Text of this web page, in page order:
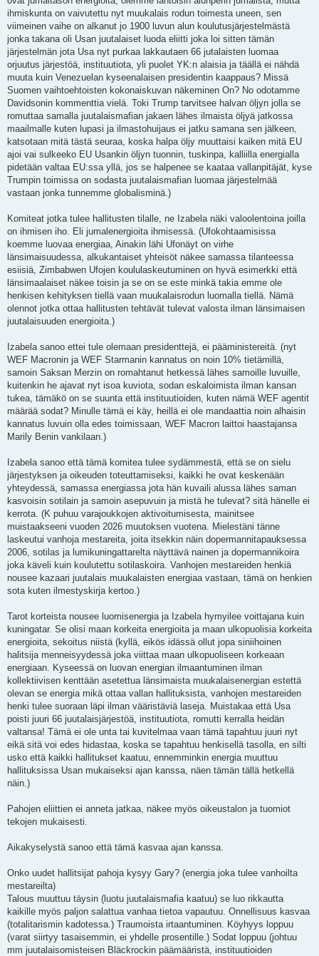
ihmiskunta on vaivutettu nyt muukalais rodun toimesta uneen, sen
viimeinen vaihe on alkanut jo 1900 luvun alun koulutusjärjestelmästä
jonka takana oli Usan juutalaiset luoda eliitti joka loi sitten tämän
järjestelmän jota Usa nyt purkaa lakkautaen 66 jutalaisten luomaa
orjuutus järjestöä, instituutiota, yli puolet YK:n alaisia ja täällä ei nähdä
muuta kuin Venezuelan kyseenalaisen presidentin kaappaus? Missä
Suomen vaihtoehtoisten kokonaiskuvan näkeminen On? No odotamme
Davidsonin kommenttia vielä. Toki Trump tarvitsee halvan öljyn jolla se
romuttaa samalla juutalaismafian jakaen lähes ilmaista öljyä jatkossa
maailmalle kuten lupasi ja ilmastohuijaus ei jatku samana sen jälkeen,
katsotaan mitä tästä seuraa, koska halpa öljy muuttaisi kaiken mitä EU
ajoi vai sulkeeko EU Usankin öljyn tuonnin, tuskinpa, kalliilla energialla
pidetään valtaa EU:ssa yllä, jos se halpenee se kaataa vallanpitäjät, kyse
Trumpin toimissa on sodasta juutalaismafian luomaa järjestelmää
vastaan jonka tunnemme globalisminä.)
Komiteat jotka tulee hallitusten tilalle, ne Izabela näki valoolentoina joilla
on ihmisen iho. Eli jumalenergioita ihmisessä. (Ufokohtaamisissa
koemme luovaa energiaa, Ainakin lähi Ufonäyt on virhe
länsimaisuudessa, alkukantaiset yhteisöt näkee samassa tilanteessa
esiisiä, Zimbabwen Ufojen koululaskeutuminen on hyvä esimerkki että
länsimaalaiset näkee toisin ja se on se este minkä takia emme ole
henkisen kehityksen tiellä vaan muukalaisrodun luomalla tiellä. Nämä
olennot jotka ottaa hallitusten tehtävät tulevat valosta ilman länsimaisen
juutalaisuuden energioita.)
Izabela sanoo ettei tule olemaan presidenttejä, ei pääministereitä. (nyt
WEF Macronin ja WEF Starmanin kannatus on noin 10% tietämillä,
samoin Saksan Merzin on romahtanut hetkessä lähes samoille luvuille,
kuitenkin he ajavat nyt isoa kuviota, sodan eskaloimista ilman kansan
tukea, tämäkö on se suunta että instituutioiden, kuten nämä WEF agentit
määrää sodat? Minulle tämä ei käy, heillä ei ole mandaattia noin alhaisin
kannatus luvuin olla edes toimissaan, WEF Macron laittoi haastajansa
Marily Benin vankilaan.)
Izabela sanoo että tämä komitea tulee sydämmestä, että se on sielu
järjestyksen ja oikeuden toteuttamiseksi, kaikki he ovat keskenään
yhteydessä, samassa energiassa jota hän kuvaili alussa lähes saman
kasvoisin sotilain ja samoin asepuvuin ja mistä he tulevat? sitä hänelle ei
kerrota. (K puhuu varajoukkojen aktivoitumisesta, mainitsee
muistaakseeni vuoden 2026 muutoksen vuotena. Mielestäni tänne
laskeutui vanhoja mestareita, joita itsekkin näin dopermannitapauksessa
2006, sotilas ja lumikuningattarelta näyttävä nainen ja dopermannikoira
joka käveli kuin koulutettu sotilaskoira. Vanhojen mestareiden henkiä
nousee kazaari juutalais muukalaisten energiaa vastaan, tämä on henkien
sota kuten ilmestyskirja kertoo.)
Tarot korteista nousee luomisenergia ja Izabela hymyilee voittajana kuin
kuningatar. Se olisi maan korkeita energioita ja maan ulkopuolisia korkeita
energioita, sekoitus niistä (kyllä, eikös idässä ollut jopa siniihoinen
halitsija menneisyydessä joka viittaa maan ulkopuoliseen korkeaan
energiaan. Kyseessä on luovan energian ilmaantuminen ilman
kollektiivisen kenttään asetettua länsimaista muukalaisenergian estettä
olevan se energia mikä ottaa vallan hallituksista, vanhojen mestareiden
henki tulee suoraan läpi ilman vääristäviä laseja. Muistakaa että Usa
poisti juuri 66 juutalaisjärjestöä, instituutiota, romutti kerralla heidän
valtansa! Tämä ei ole unta tai kuvitelmaa vaan tämä tapahtuu juuri nyt
eikä sitä voi edes hidastaa, koska se tapahtuu henkisellä tasolla, en silti
usko että kaikki hallitukset kaatuu, ennemminkin energia muuttuu
hallituksissa Usan mukaiseksi ajan kanssa, näen tämän tällä hetkellä
näin.)
Pahojen eliittien ei anneta jatkaa, näkee myös oikeustalon ja tuomiot
tekojen mukaisesti.
Aikakyselystä sanoo että tämä kasvaa ajan kanssa.
Onko uudet hallitsijat pahoja kysyy Gary? (energia joka tulee vanhoilta
mestareilta)
Talous muuttuu täysin (luotu juutalaismafia kaatuu) se luo rikkautta
kaikille myös paljon salattua vanhaa tietoa vapautuu. Onnellisuus kasvaa
(totalitarismin kadotessa.) Traumoista irtaantuminen. Köyhyys loppuu
(varat siirtyy tasaisemmin, ei yhdelle prosentille.) Sodat loppuu (johtuu
mm juutalaisomisteisen Bläckrockin päämääristä, instituutioiden